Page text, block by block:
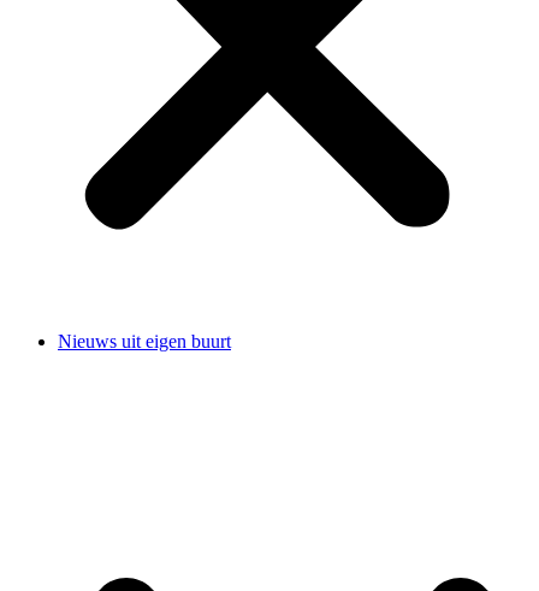
Nieuws uit eigen buurt